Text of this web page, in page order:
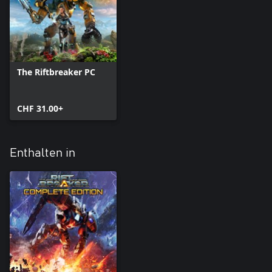
die Inhalte der Erweiterung werden beim Fortschritt im Spiel
verfügbar. Wenn du die Story-Kampagne von The Riftbreaker
bereits abgeschlossen hast, kannst du das Abenteuer dort
fortsetzen, wo du aufgehört hast. Der zusätzliche Teil der Story
wird sofort freigeschaltet und lässt dich den neuen Teil der Welt
ohne Verzögerung erkunden.
The Riftbreaker PC
CHF 31.00+
Enthalten in